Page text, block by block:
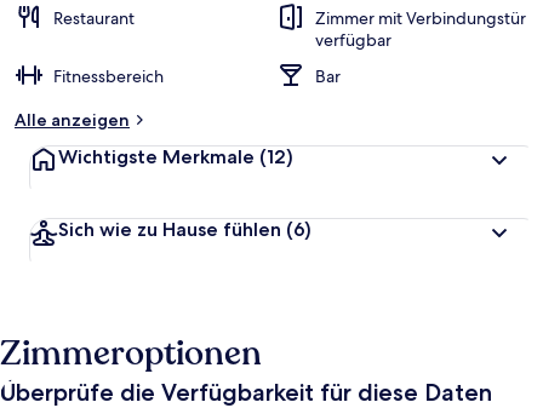
Restaurant
Zimmer mit Verbindungstür
verfügbar
Fitnessbereich
Bar
Alle anzeigen
Wichtigste Merkmale (12)
Sich wie zu Hause fühlen (6)
Zimmeroptionen
Überprüfe die Verfügbarkeit für diese Daten